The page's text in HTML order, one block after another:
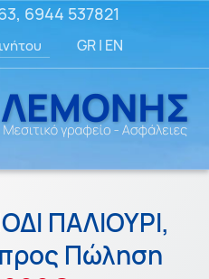
, 6944 537821
GR| EN
ΠΑΛΙΟΥΡΙ,
Πώληση